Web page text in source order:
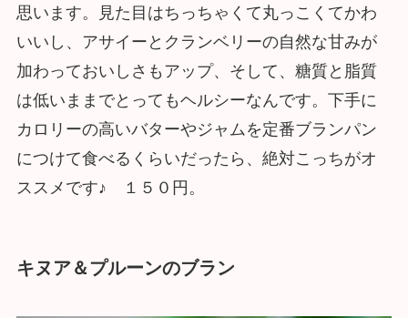
思います。見た目はちっちゃくて丸っこくてかわ
いいし、アサイーとクランベリーの自然な甘みが
加わっておいしさもアップ、そして、糖質と脂質
は低いままでとってもヘルシーなんです。下手に
カロリーの高いバターやジャムを定番ブランパン
につけて食べるくらいだったら、絶対こっちがオ
ススメです♪ １５０円。
キヌア＆プルーンのブラン